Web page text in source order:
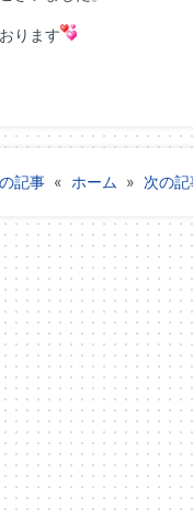
ります
記事 « ホーム » 次の